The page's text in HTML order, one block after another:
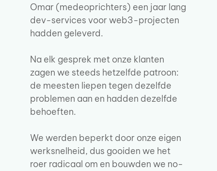
Omar (medeoprichters) een jaar lang
dev-services voor web3-projecten
hadden geleverd.
Na elk gesprek met onze klanten
zagen we steeds hetzelfde patroon:
de meesten liepen tegen dezelfde
problemen aan en hadden dezelfde
behoeften.
We werden beperkt door onze eigen
werksnelheid, dus gooiden we het
roer radicaal om en bouwden we no-